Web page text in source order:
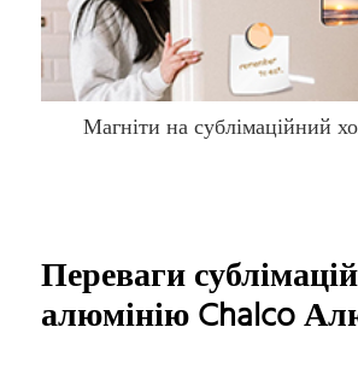
Магніти на сублімаційний
Переваги
алюмінію Chalco